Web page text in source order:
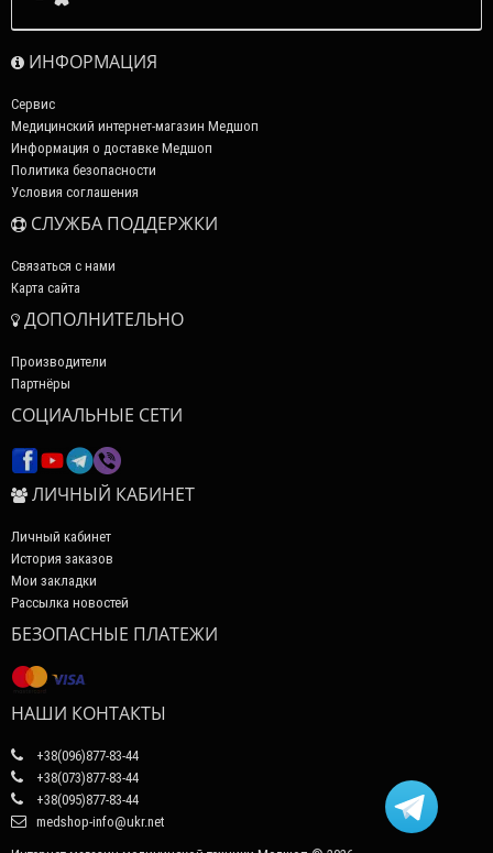
ИНФОРМАЦИЯ
Сервис
Медицинский интернет-магазин Медшоп
Информация о доставке Медшоп
Политика безопасности
Условия соглашения
СЛУЖБА ПОДДЕРЖКИ
Связаться с нами
Карта сайта
ДОПОЛНИТЕЛЬНО
Производители
Партнёры
СОЦИАЛЬНЫЕ СЕТИ
ЛИЧНЫЙ КАБИНЕТ
Личный кабинет
История заказов
Мои закладки
Рассылка новостей
БЕЗОПАСНЫЕ ПЛАТЕЖИ
НАШИ КОНТАКТЫ
+38(096)877-83-44
+38(073)877-83-44
+38(095)877-83-44
medshop-info@ukr.net